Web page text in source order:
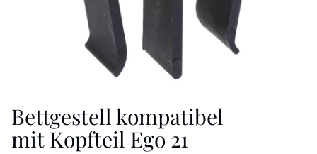
Bettgestell kompatibel
mit Kopfteil Ego 21